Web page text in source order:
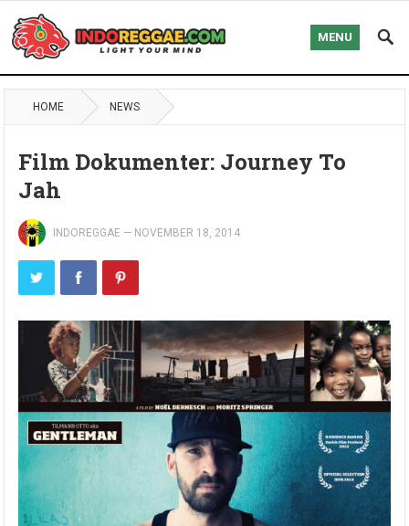
MENU
HOME NEWS
Film Dokumenter: Journey To
Jah
INDOREGGAE — NOVEMBER 18, 2014